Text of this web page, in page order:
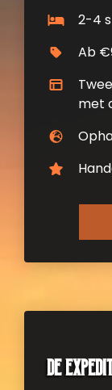
2-4
Ab
met
De